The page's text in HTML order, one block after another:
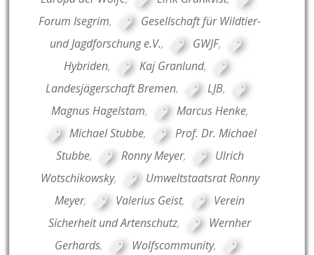
Forum Isegrim,
Gesellschaft für Wildtier-
und Jagdforschung e.V., GWJF,
Hybriden, Kaj Granlund,
Landesjägerschaft Bremen, LJB,
Magnus Hagelstam, Marcus Henke,
Michael Stubbe,
Prof. Dr. Michael
Stubbe, Ronny Meyer,
Ulrich
Wotschikowsky,
Umweltstaatsrat Ronny
Meyer, Valerius Geist,
Verein
Sicherheit und Artenschutz,
Wernher
Gerhards, Wolfscommunity,